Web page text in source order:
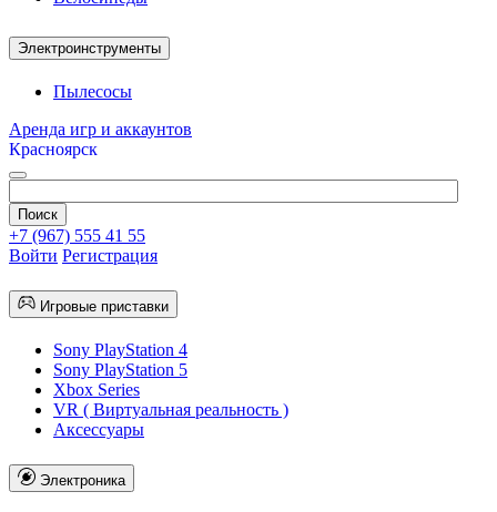
Электроинструменты
Пылесосы
Аренда игр и аккаунтов
Красноярск
+7 (967) 555 41 55
Войти Регистрация
Игровые приставки
Sony PlayStation 4
Sony PlayStation 5
Xbox Series
VR ( Виртуальная реальность )
Аксессуары
Электроника